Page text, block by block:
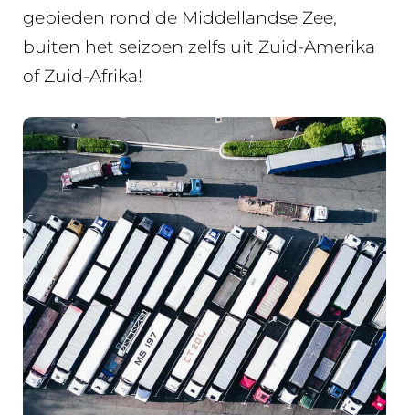
gebieden rond de Middellandse Zee,
buiten het seizoen zelfs uit Zuid-Amerika
of Zuid-Afrika!